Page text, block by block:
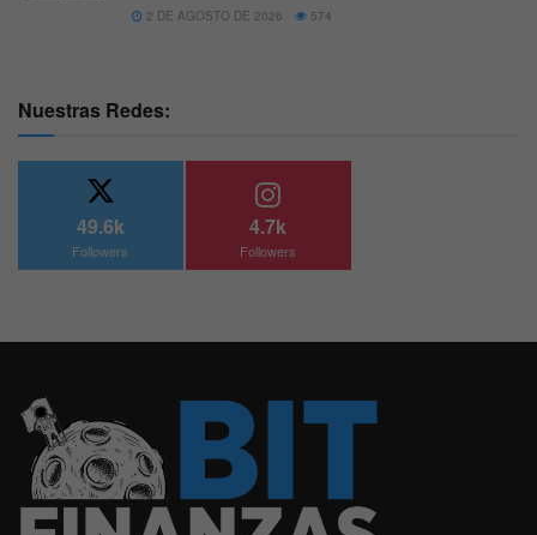
2 DE AGOSTO DE 2026 574
Nuestras Redes:
49.6k
Followers
4.7k
Followers